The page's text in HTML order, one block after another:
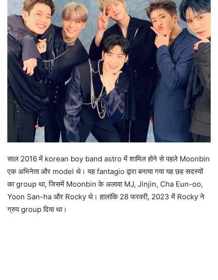
साल 2016 में korean boy band astro में शामिल होने से पहले Moonbin
एक अभिनेता और model थे। यह fantagio द्वारा बनाया गया यह छह सदस्यों
का group था, जिसमें Moonbin के अलावा MJ, Jinjin, Cha Eun-oo,
Yoon San-ha और Rocky थे। हालांकि 28 फरवरी, 2023 में Rocky ने
ग्रुप group दिया था।